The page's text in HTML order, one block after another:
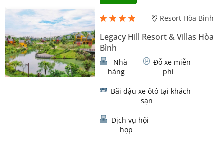
Resort Hòa Bình
Legacy Hill Resort & Villas Hòa
Bình
Nhà
hàng
Đỗ xe miễn
phí
Bãi đậu xe ôtô tại khách
sạn
Dịch vụ hội
họp